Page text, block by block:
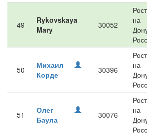
49
Rykovskaya
Mary
30052
на-
50
Михаил
Корде
30396
на-
51
Олег
Баула
30076
на-